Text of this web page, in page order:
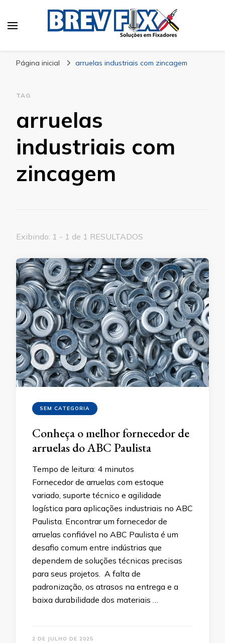
Página inicial arruelas industriais com zincagem
TAG
arruelas
industriais com
zincagem
Exibindo: 1 - 1 de 1 RESULTADOS
SEM CATEGORIA
Conheça o melhor fornecedor de
arruelas do ABC Paulista
Tempo de leitura: 4 minutos
Fornecedor de arruelas com estoque
variado, suporte técnico e agilidade
logística para aplicações industriais no ABC
Paulista. Encontrar um fornecedor de
arruelas confiável no ABC Paulista é um
desafio comum entre indústrias que
dependem de soluções técnicas precisas
para seus projetos. A falta de
padronização, os atrasos na entrega e a
baixa durabilidade dos materiais …
2 DE JULHO DE 2025